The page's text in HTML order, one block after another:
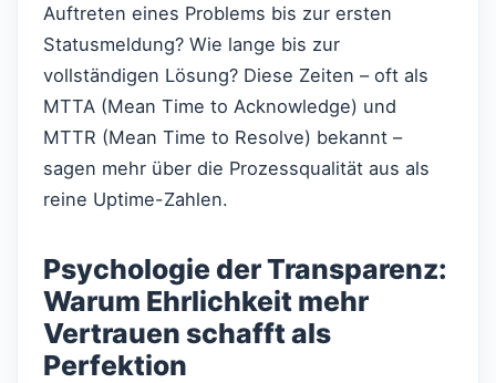
Auftreten eines Problems bis zur ersten
Statusmeldung? Wie lange bis zur
vollständigen Lösung? Diese Zeiten – oft als
MTTA (Mean Time to Acknowledge) und
MTTR (Mean Time to Resolve) bekannt –
sagen mehr über die Prozessqualität aus als
reine Uptime-Zahlen.
Psychologie der Transparenz:
Warum Ehrlichkeit mehr
Vertrauen schafft als
Perfektion